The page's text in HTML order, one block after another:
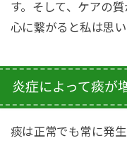
す。 そして、ケアの
心に繋がると私は思い
炎症によって痰が
痰は正常でも常に発